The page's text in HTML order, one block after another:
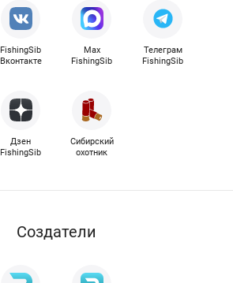
FishingSib
Вконтакте
Max
FishingSib
Телеграм
FishingSib
Дзен
FishingSib
Сибирский
охотник
Cоздатели